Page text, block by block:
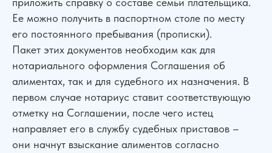
Ее можно получить в паспортном столе по месту
его постоянного пребывания (прописки).
Пакет этих документов необходим как для
нотариального оформления Соглашения об
алиментах, так и для судебного их назначения. В
первом случае нотариус ставит соответствующую
отметку на Соглашении, после чего истец
направляет его в службу судебных приставов –
они начнут взыскание алиментов согласно